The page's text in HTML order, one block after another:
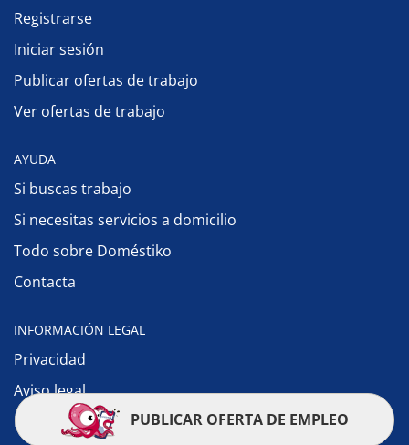
Registrarse
Iniciar sesión
Publicar ofertas de trabajo
Ver ofertas de trabajo
AYUDA
Si buscas trabajo
Si necesitas servicios a domicilio
Todo sobre Doméstiko
Contacta
INFORMACIÓN LEGAL
Privacidad
Aviso legal
Política de cookiesPUBLICAR OFERTA DE EMPLEO